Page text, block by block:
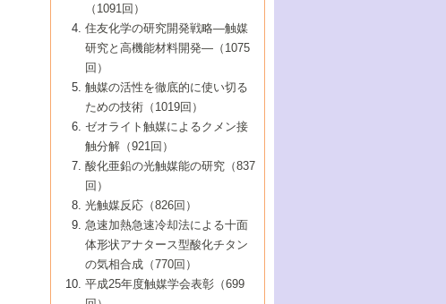
8号 若手研究者による触媒研究の未来展望
2：大学・研究所編
8号 イオン液体の応用
8号 多機能型リアクター
8号 超臨界流体を用いた化学プロセスの新
6号 第94回触媒討論会
7号 サブナノレベルでみた新しい表面現象
8号 オレフィン重合触媒の新たな展
5号 基礎化学品製造の触媒技術
6号 第92回触媒討論会
7号 基礎化学品製造の触媒技術
8号 資源の循環と触媒技術
4号 ナノ材料の調製と機能化
5号 こんな触媒が欲しい
6号 第90回触媒討論会
7号 触媒研究と学術雑誌/情報
8号 若い世代からみた触媒化学の現状と未
3号 生体触媒とバイオプロセス
4号 水素製造・利用の触媒化学
5号 触媒研究における新しい切り口：コン
ビナトリアルケミストリー
6号 第88回触媒討論会特集号
7号 企業における触媒研究のブレークスル
8号 この材料を触媒として使ってみません
2号 第85回触媒討論会
3号 反応ダイナミクス
5号 触媒のおもしろさをどのように伝える
6号 第86回触媒討論会
7号 水素化精製触媒の新しい展開
8号 新しい反応性と機能性を目指した金属
クラスタ-化学
1号 孔、穴、あな?-特異な空間とその利用-
2号 第83回触媒討論会
3号 均一系触媒反応最前線
4号 実用炭素材料の新展開
5号 研究の方法論を考える
7号 機能性金属材料と触媒
8号 触媒研究へのNMRの応用と展望
▼40巻（1998年）
進展と21世紀への提言/創立40周年記念・触
媒学会この10年の歩みとこれから/創立40周
2号 第81回触媒討論会
3号 計算機触媒化学へのさそい
4号 触媒劣化の制御と予測
5号 最新の実用プロセスと触媒
6号 第82回触媒討論会
7号 ナノ構造体の化学
8号 あの反応は今
1号 均一系と不均一系触媒反応-その特徴と
接点
2号 第79回触媒討論会
3号 最新NO除去触媒の実用化研究
4号 新しい反応場を目指した触媒調製
5号 反応・分離技術の新しい展開
6号 第80回触媒討論会
8号 AFMでみる世界
▼38巻（1996年）
1号 触媒の構造と触媒作用/C1化学を中心と
する21世紀への触媒
3号 オリンピックメダル:金・銀・銅はどん
な触媒作用を示すか
4号 触媒作用における機能の複合化
5号 未来を拓け！若手研究者
6号 第78回触媒討論会
7号 ダイナミックな領域への触媒研究の展
開/C1化学を中心とする21世紀への触媒
▼37巻（1995年）
1号 ファインケミカルズと固体触媒
2号 第75回触媒討論会
3号 希土類を利用した触媒
4号 触媒とリサイクル
5号 エネルギー変換触媒
6号 第76回触媒討論会
7号 表面吸着相の新しい展開
8号 マイクロポーラス・クリスタル触媒の
▼36巻（1994年）
1号 電気化学と触媒
2号 第73回触媒討論会
3号 C4化学の展開
4号 《通常号》
5号 《通常号》
6号 第74回触媒討論会
▼35巻（1993年）
1号 工業触媒開発マニュアル―探索から工
業化まで
2号 第71回触媒討論会
3号 研究開発のうらおもて―着想と展開
4号 触媒劣化と寿命の予測
5号 環境に優しい触媒
▼34巻（1992年）
1号 インパクトを与えたこの研究
2号 第69回触媒討論会
3号 ケミカルズ合成触媒―新しい展開と応
▼33巻（1991年）
1号 触媒プロセス開発マニュアル―探索か
ら工業化まで，知っておきたいこと PartII
2号 第67回触媒討論会
▼32巻（1990年）
1号 21世紀に向けて触媒研究の飛躍をめざ
す―触媒化学の裾野を広げよう
2号 第65回触媒討論会
▼31巻（1989年）
1号 情報科学と反応設計・材料設計
▼30巻（1988年）
（1091回）
住友化学の研究開発戦略―触媒
研究と高機能材料開発―（1075
回）
触媒の活性を徹底的に使い切る
ための技術（1019回）
ゼオライト触媒によるクメン接
触分解（921回）
酸化亜鉛の光触媒能の研究（837
回）
光触媒反応（826回）
急速加熱急速冷却法による十面
体形状アナタース型酸化チタン
の気相合成（770回）
平成25年度触媒学会表彰（699